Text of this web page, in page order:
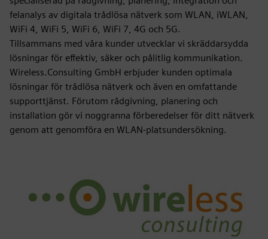
felanalys av digitala trådlösa nätverk som WLAN, iWLAN,
WiFi 4, WiFi 5, WiFi 6, WiFi 7, 4G och 5G.
Tillsammans med våra kunder utvecklar vi skräddarsydda
lösningar för effektiv, säker och pålitlig kommunikation.
Wireless.Consulting GmbH erbjuder kunden optimala
lösningar för trådlösa nätverk och även en omfattande
supporttjänst. Förutom rådgivning, planering och
installation gör vi noggranna förberedelser för ditt nätverk
genom att genomföra en WLAN-platsundersökning.